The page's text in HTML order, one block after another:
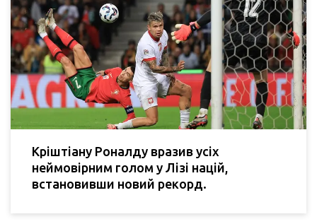
Кріштіану Роналду вразив усіх
неймовірним голом у Лізі націй,
встановивши новий рекорд.